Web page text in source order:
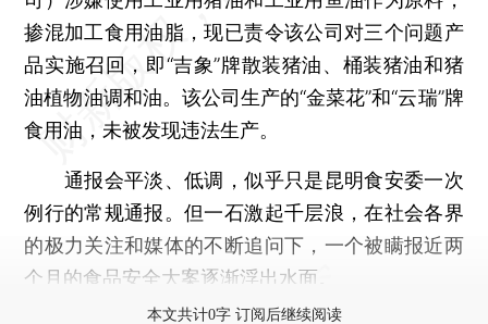
掺混加工食用油脂，现已责令该公司对三个问题产
品实施召回，即“吉象”牌散装猪油、桶装猪油和猪
油植物油调和油。该公司生产的“金菜花”和“云瑞”牌
食用油，未被发现违法生产。
通报会平淡、低调，似乎只是昆明食安委一次
例行的常规通报。但一石激起千层浪，在社会各界
的极力关注和媒体的不断追问下，一个被瞒报近两
个月的食品安全大案逐渐浮出水面。
本文共计0字 订阅后继续阅读